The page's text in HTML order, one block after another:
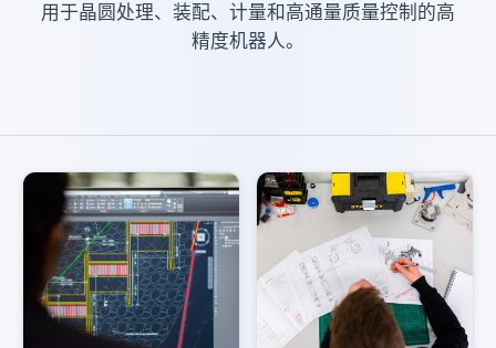
用于晶圆处理、装配、计量和高通量质量控制的高
精度机器人。